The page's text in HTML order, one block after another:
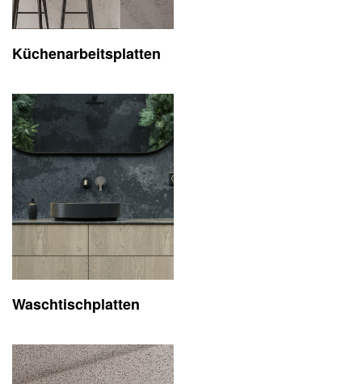
Küchenarbeitsplatten
Waschtischplatten